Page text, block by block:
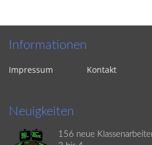
Informationen
Impressum Kontakt
Neuigkeiten
156 neue